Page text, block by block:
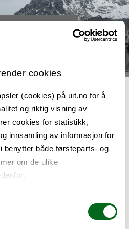
cookies
(cookies) på uit.no for å
og riktig visning av
cookies for statistikk,
innsamling av informasjon for
benytter både førsteparts- og
om de ulike
til toppsiden
hvordan nye
bør reguleres og
de best kan